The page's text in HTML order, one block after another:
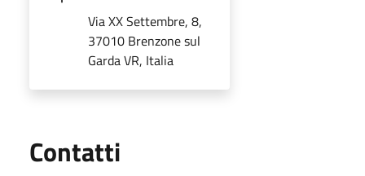
Via XX Settembre, 8,
37010 Brenzone sul
Garda VR, Italia
Contatti